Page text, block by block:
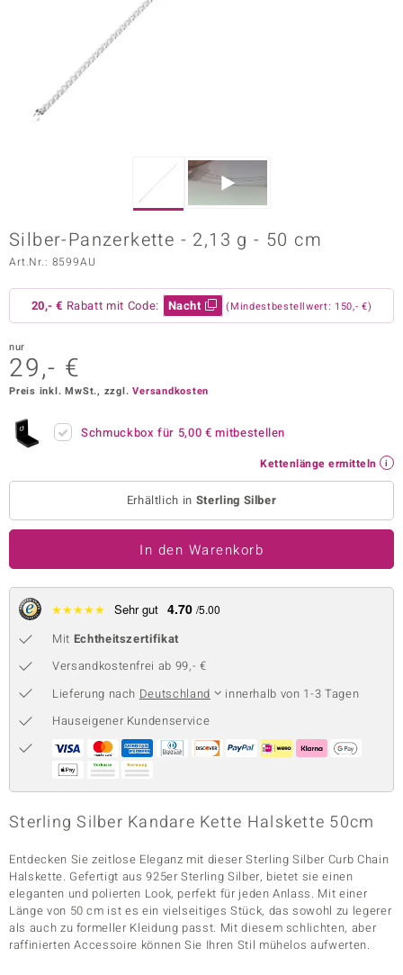
Collection
BY DE MELO
Collection
Classics
Silber-Panzerkette - 2,13 g - 50 cm
Art.Nr.: 8599AU
20,- € Rabatt mit Code: Nacht (Mindestbestellwert: 150,- €)
nur
29,- €
Preis inkl. MwSt., zzgl.Versandkosten
Schmuckbox für 5,00 € mitbestellen
Kettenlänge ermitteln
Erhältlich in Sterling Silber
In den Warenkorb
★★★★★ Sehr gut 4.70 /5.00
Mit Echtheitszertifikat
Versandkostenfrei ab 99,- €
Lieferung nach Deutschland
innerhalb von 1-3 Tagen
Hauseigener Kundenservice
Sterling Silber Kandare Kette Halskette 50cm
Entdecken Sie zeitlose Eleganz mit dieser Sterling Silber Curb Chain
Halskette. Gefertigt aus 925er Sterling Silber, bietet sie einen
eleganten und polierten Look, perfekt für jeden Anlass. Mit einer
Länge von 50 cm ist es ein vielseitiges Stück, das sowohl zu legerer
als auch zu formeller Kleidung passt. Mit diesem schlichten, aber
raffinierten Accessoire können Sie Ihren Stil mühelos aufwerten.